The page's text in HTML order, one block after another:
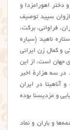
دختر اهورامزدا و
بازوان سپید توصیف
فراوانی، برکت،
ناهید (سیاره
و کمال زن ایرانی
جهان است، از این
در سه هزارهٔ اخیر
آناهیتا در ایران
و مزدیسنا بوده
و باران و نماد